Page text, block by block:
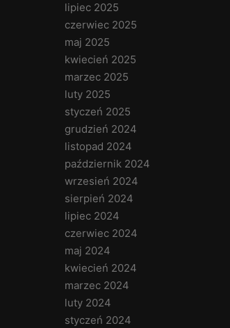
lipiec 2025
czerwiec 2025
maj 2025
kwiecień 2025
marzec 2025
luty 2025
styczeń 2025
grudzień 2024
listopad 2024
październik 2024
wrzesień 2024
sierpień 2024
lipiec 2024
czerwiec 2024
maj 2024
kwiecień 2024
marzec 2024
luty 2024
styczeń 2024